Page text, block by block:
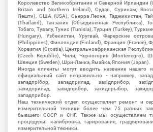
Королевство Великобритании и Северной Ирландии
Britain and Northern Ireland), Судан, Суринам,
Лешти), США (USA), Сьерра-Леоне, Таджикистан,
(Thailand), Танзания (Объединенная Республика),
Тобаго, Тувалу, Тунис (Tunisia), Турция (Turkey),
(Hungary), Узбекистан, Уругвай, Фарерские
(Philippines), Финляндия (Finland), Франция (France),
Хорватия (Croatia), Центральноафриканская
(Czech Republic), Чили, Черногория (Montenegro),
Швеция (Sweden), Шри-Ланка, Ямайка, Япония (Japan).
Иногда клиенты могут вводить название нашего
официальный сайт неправильно - например,
западпрібор, западприлад, західприбор,
захидприлад, захидпрібор, захидпрыбор,
западприбор.
Наш технический отдел осуществляет ремонт и
измерительной техники более чем 75 разных
бывшего СССР и СНГ. Также мы осуществляем
процедуры: калибровка, тарирование,
измерительной техники.